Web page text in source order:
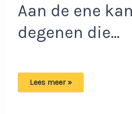
Aan de ene
degenen die…
Maxime
Lees meer »